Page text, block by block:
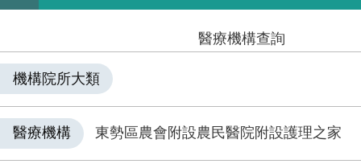
醫療機構查詢
機構院所大類
醫療機構 東勢區農會附設農民醫院附設護理之家